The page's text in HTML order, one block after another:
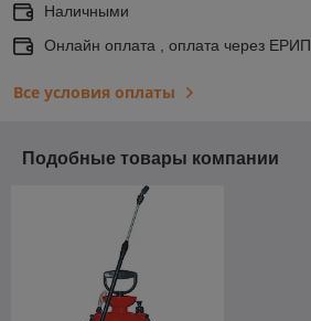
Наличными
Онлайн оплата , оплата через ЕРИП
Все условия оплаты
Подобные товары компании